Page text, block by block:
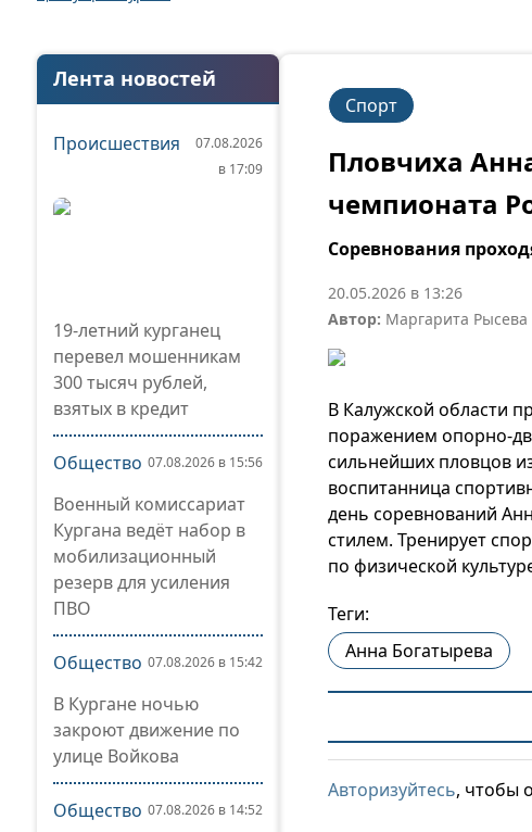
Лента новостей
Происшествия
07.08.2026
в 17:09
19-летний курганец
перевел мошенникам
300 тысяч рублей,
взятых в кредит
Общество 07.08.2026 в 15:56
Военный комиссариат
Кургана ведёт набор в
мобилизационный
резерв для усиления
ПВО
Общество 07.08.2026 в 15:42
В Кургане ночью
закроют движение по
улице Войкова
Общество 07.08.2026 в 14:52
Спорт
Пловчиха
чемпионата
Соревнования
20.05.2026 в 13:26
Автор: Маргарита Рысева
В Калужской области
поражением опорно-
сильнейших пловцов
воспитанница
день соревнований
стилем. Тренирует
по физической
Теги:
Анна Богатырева
Авторизуйтесь, чтобы